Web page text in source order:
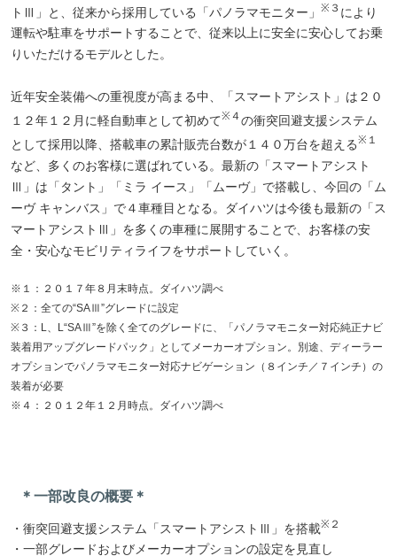
トⅢ」と、従来から採用している「パノラマモニター」
※３ により
運転や駐車をサポートすることで、従来以上に安全に安心してお乗
りいただけるモデルとした。
近年安全装備への重視度が高まる中、「スマートアシスト」は２０
１２年１２月に軽自動車として初めて※４の衝突回避支援システム
として採用以降、搭載車の累計販売台数が１４０万台を超える※１
など、多くのお客様に選ばれている。最新の「スマートアシスト
Ⅲ」は「タント」「ミラ イース」「ムーヴ」で搭載し、今回の「ム
ーヴ キャンバス」で４車種目となる。ダイハツは今後も最新の「ス
マートアシストⅢ」を多くの車種に展開することで、お客様の安
全・安心なモビリティライフをサポートしていく。
※１：２０１７年８月末時点。ダイハツ調べ
※２：全ての“SAⅢ”グレードに設定
※３：L、L“SAⅢ”を除く全てのグレードに、「パノラマモニター対応純正ナビ
装着用アップグレードパック」としてメーカーオプション。別途、ディーラー
オプションでパノラマモニター対応ナビゲーション（８インチ／７インチ）の
装着が必要
※４：２０１２年１２月時点。ダイハツ調べ
＊一部改良の概要＊
・衝突回避支援システム「スマートアシストⅢ」を搭載※２
・一部グレードおよびメーカーオプションの設定を見直し